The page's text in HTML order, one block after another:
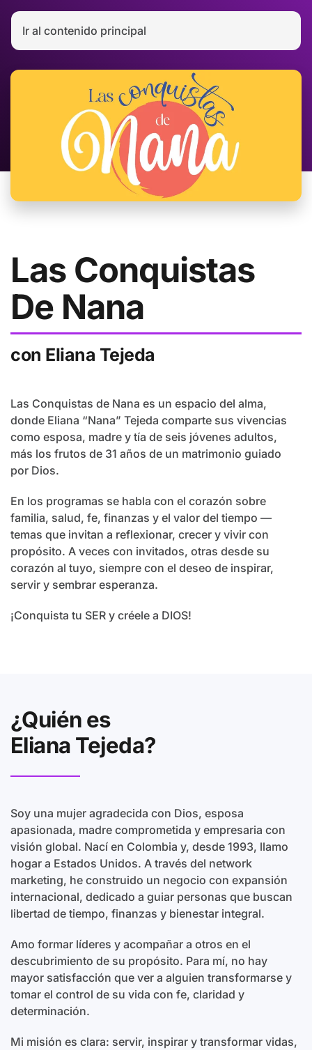
Ir al contenido principal
Las Conquistas
De Nana
con Eliana Tejeda
Las Conquistas de Nana es un espacio del alma,
donde Eliana “Nana” Tejeda comparte sus vivencias
como esposa, madre y tía de seis jóvenes adultos,
más los frutos de 31 años de un matrimonio guiado
por Dios.
En los programas se habla con el corazón sobre
familia, salud, fe, finanzas y el valor del tiempo —
temas que invitan a reflexionar, crecer y vivir con
propósito. A veces con invitados, otras desde su
corazón al tuyo, siempre con el deseo de inspirar,
servir y sembrar esperanza.
¡Conquista tu SER y créele a DIOS!
¿Quién es
Eliana Tejeda?
Soy una mujer agradecida con Dios, esposa
apasionada, madre comprometida y empresaria con
visión global. Nací en Colombia y, desde 1993, llamo
hogar a Estados Unidos. A través del network
marketing, he construido un negocio con expansión
internacional, dedicado a guiar personas que buscan
libertad de tiempo, finanzas y bienestar integral.
Amo formar líderes y acompañar a otros en el
descubrimiento de su propósito. Para mí, no hay
mayor satisfacción que ver a alguien transformarse y
tomar el control de su vida con fe, claridad y
determinación.
Mi misión es clara: servir, inspirar y transformar vidas,